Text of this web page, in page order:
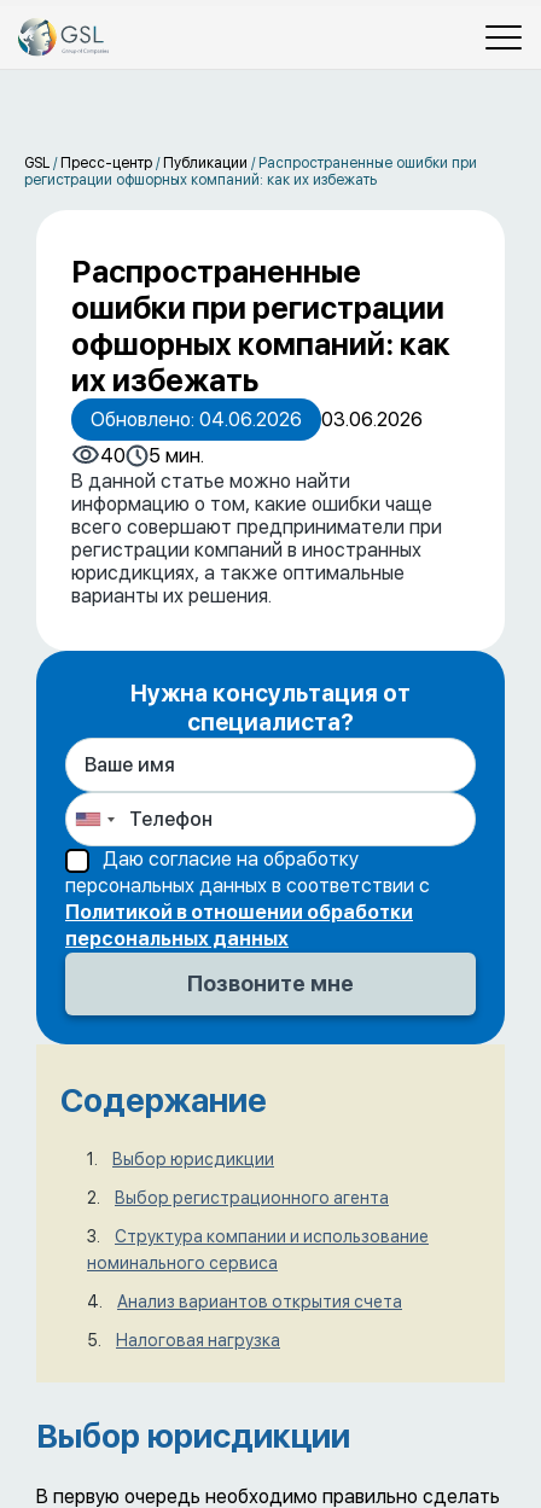
GSL / Пресс-центр / Публикации / Распространенные ошибки при
регистрации офшорных компаний: как их избежать
Распространенные
ошибки при регистрации
офшорных компаний: как
их избежать
Обновлено: 04.06.2026
03.06.2026
40
5 мин.
В данной статье можно найти
информацию о том, какие ошибки чаще
всего совершают предприниматели при
регистрации компаний в иностранных
юрисдикциях, а также оптимальные
варианты их решения.
Нужна консультация от
специалиста?
Даю согласие на обработку
персональных данных в соответствии с
Политикой в отношении обработки
персональных данных
Содержание
Выбор юрисдикции
Выбор регистрационного агента
Структура компании и использование
номинального сервиса
Анализ вариантов открытия счета
Налоговая нагрузка
Выбор юрисдикции
В первую очередь необходимо правильно сделать